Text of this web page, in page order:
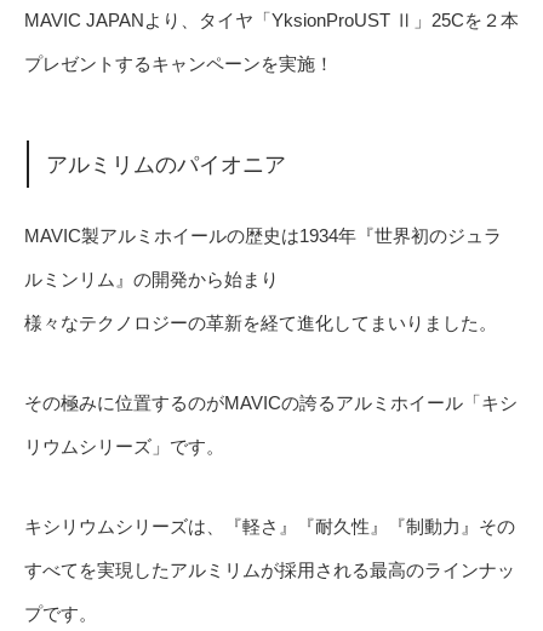
MAVIC JAPANより、タイヤ「YksionProUST Ⅱ」25Cを２本
プレゼントするキャンペーンを実施！
アルミリムのパイオニア
MAVIC製アルミホイールの歴史は1934年『世界初のジュラ
ルミンリム』の開発から始まり
様々なテクノロジーの革新を経て進化してまいりました。
その極みに位置するのがMAVICの誇るアルミホイール「キシ
リウムシリーズ」です。
キシリウムシリーズは、『軽さ』『耐久性』『制動力』その
すべてを実現したアルミリムが採用される最高のラインナッ
プです。